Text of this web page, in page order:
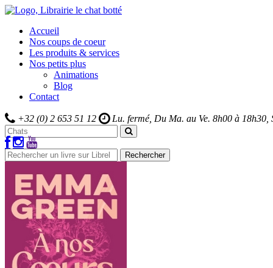
Accueil
Nos coups de coeur
Les produits & services
Nos petits plus
Animations
Blog
Contact
+32 (0) 2 653 51 12 Lu. fermé, Du Ma. au Ve. 8h00 à 18h30,
Rechercher